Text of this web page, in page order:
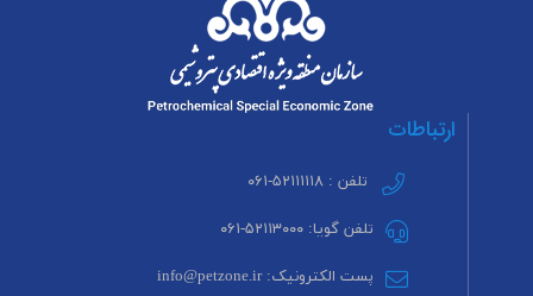
ارتباطات
تلفن : ۵۲۱۱۱۱۱۸-۰۶۱
تلفن گویا: ۵۲۱۱۳۰۰۰-۰۶۱
پست الکترونیک: info@petzone.ir